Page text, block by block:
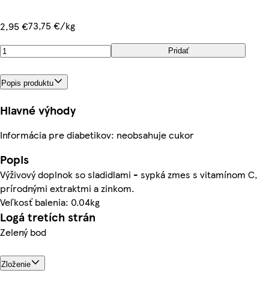
2,95 €73,75 €/kg
Pridať
Popis produktu
Hlavné výhody
Informácia pre diabetikov: neobsahuje cukor
Popis
Výživový doplnok so sladidlami - sypká zmes s vitamínom C,
prírodnými extraktmi a zinkom.
Veľkosť balenia: 0.04kg
Logá tretích strán
Zelený bod
Zloženie